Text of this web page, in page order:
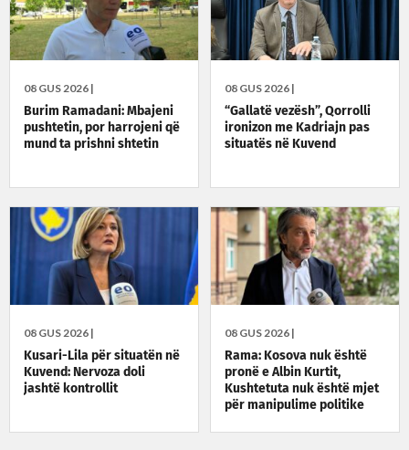
08 GUS 2026 |
Burim Ramadani: Mbajeni
pushtetin, por harrojeni që
mund ta prishni shtetin
08 GUS 2026 |
“Gallatë vezësh”, Qorrolli
ironizon me Kadriajn pas
situatës në Kuvend
08 GUS 2026 |
Kusari-Lila për situatën në
Kuvend: Nervoza doli
jashtë kontrollit
08 GUS 2026 |
Rama: Kosova nuk është
pronë e Albin Kurtit,
Kushtetuta nuk është mjet
për manipulime politike